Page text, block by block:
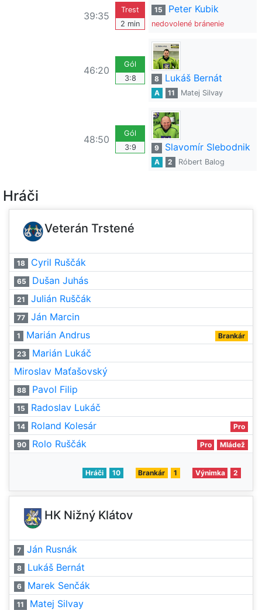
39:35
Trest
2 min
15 Peter Kubik
nedovolené bránenie
46:20
Gól
3:8
8 Lukáš Bernát
A 11 Matej Silvay
48:50
Gól
3:9
9 Slavomír Slebodnik
A 2 Róbert Balog
Hráči
Veterán Trstené
18 Cyril Ruščák
65 Dušan Juhás
21 Julián Ruščák
77 Ján Marcin
1 Marián Andrus Brankár
23
Marián Lukáč
Miroslav Maťašovský
88 Pavol Filip
15 Radoslav Lukáč
14 Roland Kolesár Pro
90 Rolo Ruščák Pro Mládež
Hráči 10 Brankár 1 Výnimka 2
HK Nižný Klátov
7 Ján Rusnák
8 Lukáš Bernát
6 Marek Senčák
11
Matej Silvay